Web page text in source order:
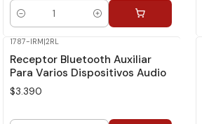
Cantidad
1787-IRM|2RL
Receptor Bluetooth Auxiliar
Para Varios Dispositivos Audio
$3.390